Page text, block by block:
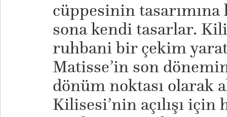
cüppesinin
sona kendi tasarlar.
ruhbani bir çekim
Matisse’in son
dönüm noktası olarak
Kilisesi’nin açılışı için